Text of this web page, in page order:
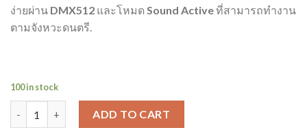
ง่ายผ่าน DMX512 และโหมด Sound Activeที่สามารถทำงาน
ตามจังหวะดนตรี.
100 in stock
ADD TO CART